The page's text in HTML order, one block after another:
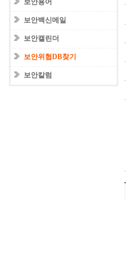
보안용어
보안백신메일
보안캘린더
보안위협DB찾기
보안칼럼